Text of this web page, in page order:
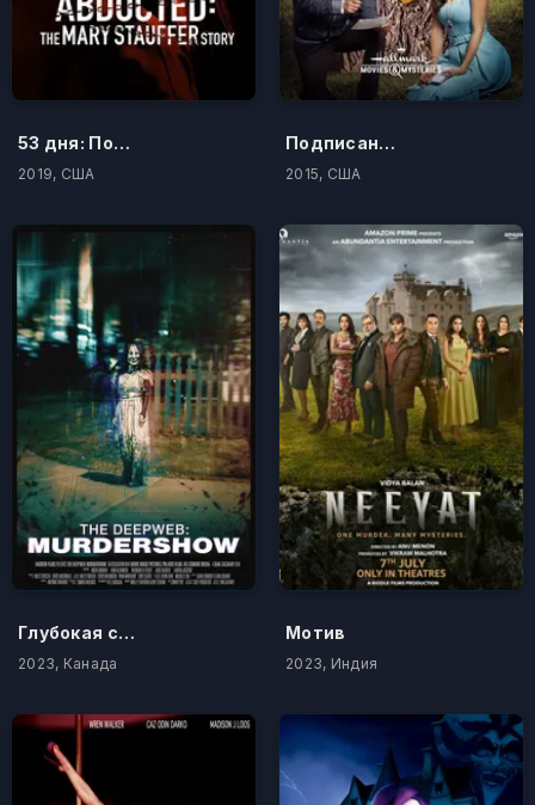
53 дня: Похищение Мэри Стоффер
2019, США
Подписано, запечатано, доставлено: Честно и откровенно
2015, США
Глубокая сеть: Смертельное шоу
2023, Канада
Мотив
2023, Индия